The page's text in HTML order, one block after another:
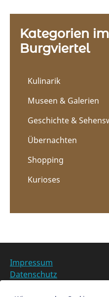
Kategorien
Burgviertel
Kulinarik
Museen & Galerien
Geschichte &
Übernachten
Shopping
Kurioses
Impressum
Datenschutz